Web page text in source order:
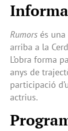
Rumors és
arriba a la
L’obra forma
anys de
participació
actrius.